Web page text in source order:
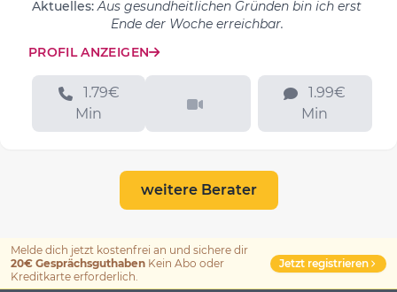
Aktuelles:Aus gesundheitlichen Gründen bin ich erst
Ende der Woche erreichbar.
PROFIL ANZEIGEN
Min
1.99€
Min
weitere Berater
Melde dich jetzt kostenfrei an und sichere dir
20€ Gesprächsguthaben Kein Abo oder
Kreditkarte erforderlich.
Jetzt registrieren